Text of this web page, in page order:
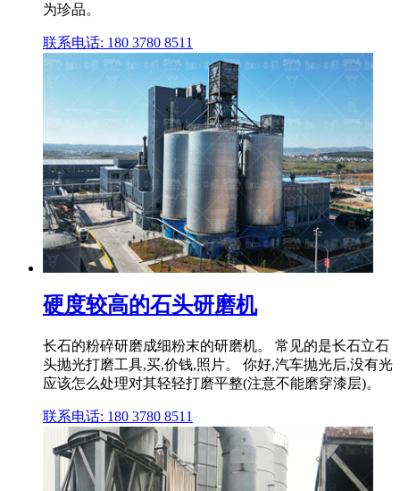
为珍品。
联系电话: 180 3780 8511
硬度较高的石头研磨机
长石的粉碎研磨成细粉末的研磨机。 常见的是长石立石
头抛光打磨工具,买,价钱,照片。 你好,汽车抛光后,没有光
应该怎么处理对其轻轻打磨平整(注意不能磨穿漆层)。
联系电话: 180 3780 8511